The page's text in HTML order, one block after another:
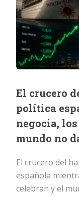
El crucero
política
negocia,
mundo no
El crucero del
española
celebran y el